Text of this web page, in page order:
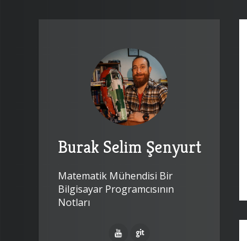
Burak Selim Şenyurt
Matematik Mühendisi Bir
Bilgisayar Programcısının
Notları